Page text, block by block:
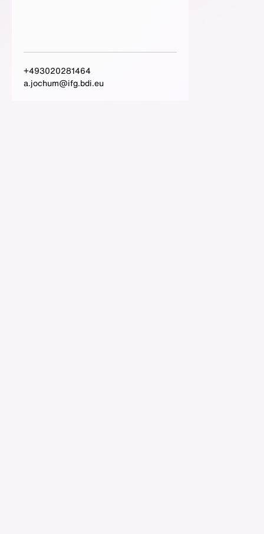
+493020281464
a.jochum@ifg.bdi.eu